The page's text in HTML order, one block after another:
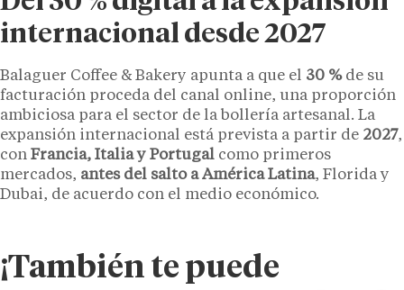
internacional desde 2027
Balaguer Coffee & Bakery apunta a que el 30 %de su
facturación proceda del canal online, una proporción
ambiciosa para el sector de la bollería artesanal. La
expansión internacional está prevista a partir de 2027,
con Francia, Italia y Portugal como primeros
mercados, antes del salto a América Latina, Florida y
Dubai, de acuerdo con el medio económico.
¡También te puede